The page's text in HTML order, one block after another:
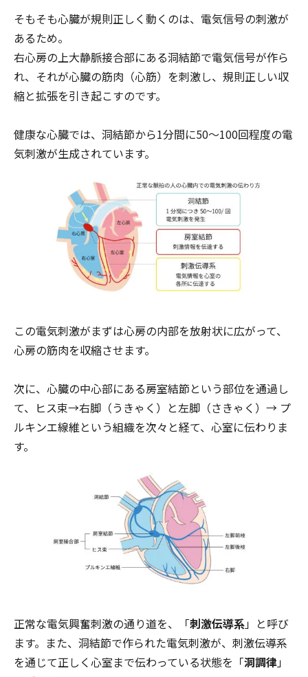
心房細動は治る？ 症状に応じて2つの治療法が
ある
心房細動のまとめ
そもそも心臓が規則正しく動くのは、電気信号の刺激が
あるため。
右心房の上大静脈接合部にある洞結節で電気信号が作ら
れ、それが心臓の筋肉（心筋）を刺激し、規則正しい収
縮と拡張を引き起こすのです。
健康な心臓では、洞結節から1分間に50～100回程度の電
気刺激が生成されています。
この電気刺激がまずは心房の内部を放射状に広がって、
心房の筋肉を収縮させます。
次に、心臓の中心部にある房室結節という部位を通過し
て、ヒス束→右脚（うきゃく）と左脚（さきゃく）→ プ
ルキンエ線維という組織を次々と経て、心室に伝わりま
す。
正常な電気興奮刺激の通り道を、「刺激伝導系」と呼び
ます。また、洞結節で作られた電気刺激が、刺激伝導系
を通じて正しく心室まで伝わっている状態を「洞調律」